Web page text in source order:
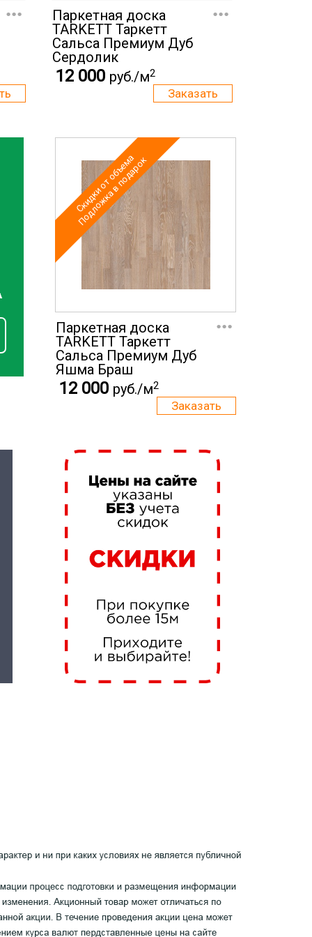
...
Паркетная доска
TARKETT Таркетт
Cальса Премиум Дуб
Сердолик
...
12 000 руб./м2
Скидки от объема
Подложка в подарок
Паркетная доска
TARKETT Таркетт
Cальса Премиум Дуб
Яшма Браш
...
12 000 руб./м2